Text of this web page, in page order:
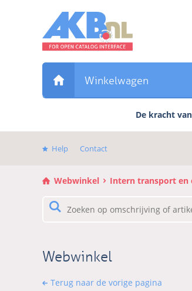
Direct
het
hoofdmenu
Winkelwagen
De kracht
Help Contact
Webwinkel Intern transport en
Webwinkel
Terug naar de vorige pagina